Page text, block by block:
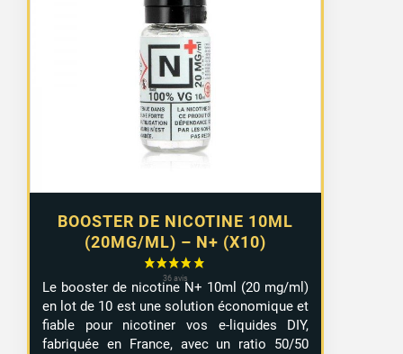
BOOSTER DE NICOTINE 10ML
(20MG/ML) – N+ (X10)
prix :
8,99 €
à
9,29 €
Le booster de nicotine N+ 10ml (20 mg/ml)
en lot de 10 est une solution économique et
fiable pour nicotiner vos e-liquides DIY,
fabriquée en France, avec un ratio 50/50